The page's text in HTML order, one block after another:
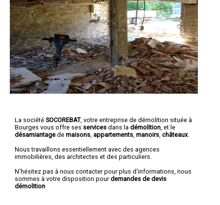
La société SOCOREBAT, votre entreprise de démolition située à
Bourges vous offre ses services dans la démolition , et le
désamiantage de maisons appartements manoirs châteaux.
Nous travaillons essentiellement avec des agences
immobilières, des architectes et des particuliers.
N'hésitez pas à nous contacter pour plus d'informations, nous
sommes à votre disposition pourdemandes de devis
démolition